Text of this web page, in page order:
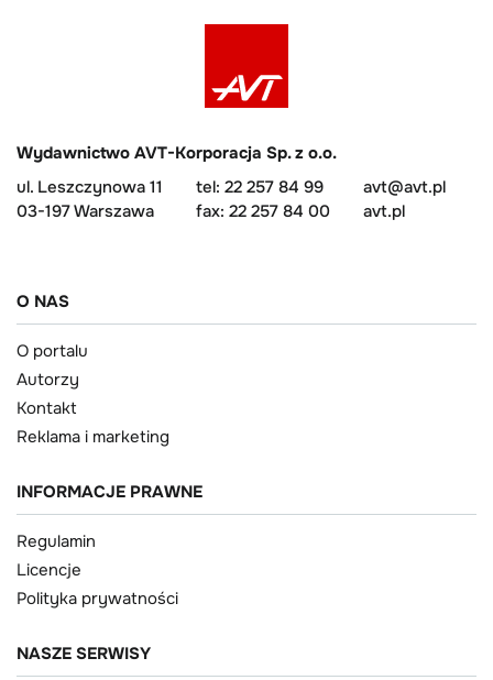
Wydawnictwo AVT-Korporacja Sp. z o.o.
ul. Leszczynowa 11
03-197 Warszawa
tel: 22 257 84 99
fax: 22 257 84 00
avt@avt.pl
avt.pl
O NAS
O portalu
Autorzy
Kontakt
Reklama i marketing
INFORMACJE PRAWNE
Regulamin
Licencje
Polityka prywatności
NASZE SERWISY